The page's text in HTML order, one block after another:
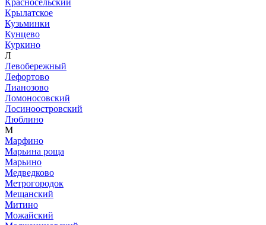
Крылатское
Кузьминки
Кунцево
Куркино
Л
Левобережный
Лефортово
Лианозово
Ломоносовский
Лосиноостровский
Люблино
М
Марфино
Марьина роща
Марьино
Медведково
Метрогородок
Мещанский
Митино
Можайский